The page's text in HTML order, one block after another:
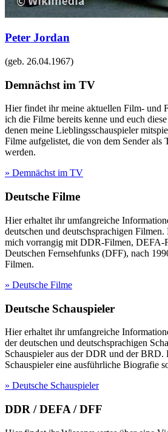
Peter Jordan
(geb. 26.04.1967)
Demnächst im TV
Hier findet ihr meine aktuellen Film- und
ich die Filme bereits kenne und euch
denen meine Lieblingsschauspieler
Filme aufgelistet, die von dem Sender als
werden.
» Demnächst im TV
Deutsche Filme
Hier erhaltet ihr umfangreiche
deutschen und deutschsprachigen
mich vorrangig mit DDR-Filmen, DEFA-
Deutschen Fernsehfunks (DFF), nach
Filmen.
» Deutsche Filme
Deutsche Schauspieler
Hier erhaltet ihr umfangreiche
der deutschen und deutschsprachigen
Schauspieler aus der DDR und der BRD.
Schauspieler eine ausführliche Biografie
» Deutsche Schauspieler
DDR / DEFA / DFF